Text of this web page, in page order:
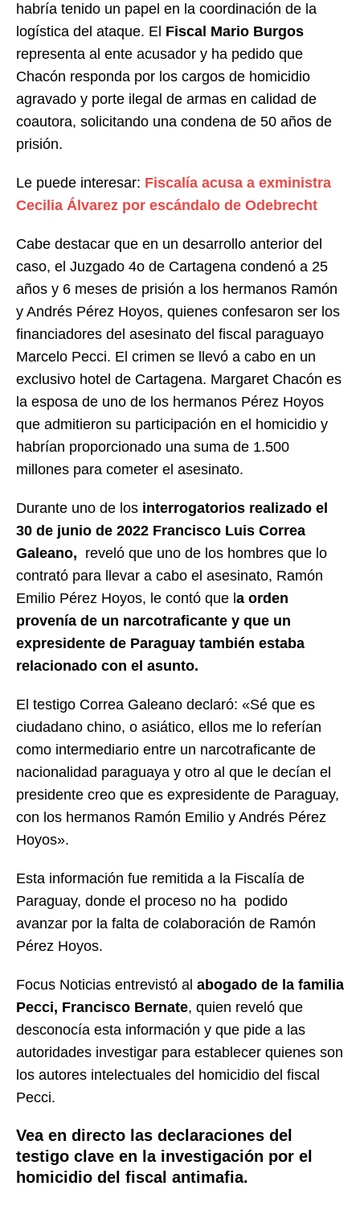
habría tenido un papel en la coordinación de la
logística del ataque. El Fiscal Mario Burgos
representa al ente acusador y ha pedido que
Chacón responda por los cargos de homicidio
agravado y porte ilegal de armas en calidad de
coautora, solicitando una condena de 50 años de
prisión.
Le puede interesar: Fiscalía acusa a exministra
Cecilia Álvarez por escándalo de Odebrecht
Cabe destacar que en un desarrollo anterior del
caso, el Juzgado 4o de Cartagena condenó a 25
años y 6 meses de prisión a los hermanos Ramón
y Andrés Pérez Hoyos, quienes confesaron ser los
financiadores del asesinato del fiscal paraguayo
Marcelo Pecci. El crimen se llevó a cabo en un
exclusivo hotel de Cartagena. Margaret Chacón es
la esposa de uno de los hermanos Pérez Hoyos
que admitieron su participación en el homicidio y
habrían proporcionado una suma de 1.500
millones para cometer el asesinato.
Durante uno de los interrogatorios realizado el
30 de junio de 2022 Francisco Luis Correa
Galeano, reveló que uno de los hombres que lo
contrató para llevar a cabo el asesinato, Ramón
Emilio Pérez Hoyos, le contó que l a orden
provenía de un narcotraficante y que un
expresidente de Paraguay también estaba
relacionado con el asunto.
El testigo Correa Galeano declaró: «Sé que es
ciudadano chino, o asiático, ellos me lo referían
como intermediario entre un narcotraficante de
nacionalidad paraguaya y otro al que le decían el
presidente creo que es expresidente de Paraguay,
con los hermanos Ramón Emilio y Andrés Pérez
Hoyos».
Esta información fue remitida a la Fiscalía de
Paraguay, donde el proceso no ha podido
avanzar por la falta de colaboración de Ramón
Pérez Hoyos.
Focus Noticias entrevistó al abogado de la familia
Pecci, Francisco Bernate, quien reveló que
desconocía esta información y que pide a las
autoridades investigar para establecer quienes son
los autores intelectuales del homicidio del fiscal
Pecci.
Vea en directo las declaraciones del
testigo clave en la investigación por el
homicidio del fiscal antimafia.